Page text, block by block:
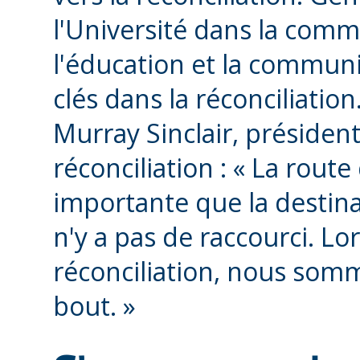
l'Université dans la
l'éducation et la
clés dans la
Murray Sinclair,
réconciliation : « La
importante que la
n'y a pas de raccourci.
réconciliation, nous
bout. »